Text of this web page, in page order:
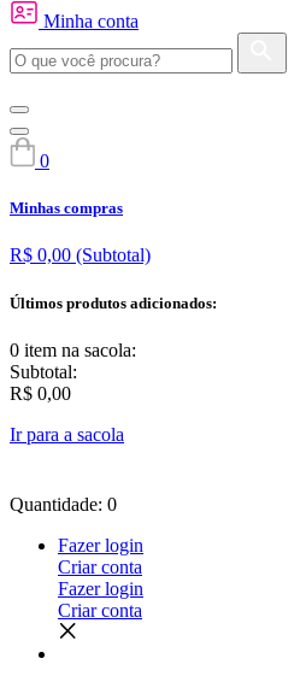
Minha conta
0
Minhas compras
R$ 0,00 (Subtotal)
Últimos produtos adicionados:
0 item na sacola:
Subtotal:
R$ 0,00
Ir para a sacola
Quantidade: 0
Fazer login
Criar conta
Fazer login
Criar conta